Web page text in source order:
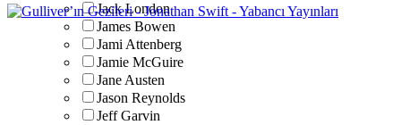
Jack London
James Bowen
Jami Attenberg
Jamie McGuire
Jane Austen
Jason Reynolds
Jeff Garvin